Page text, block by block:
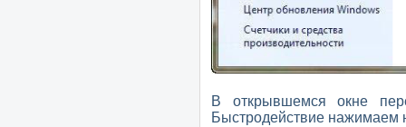
В открывшемся окне
Быстродействие нажимаем